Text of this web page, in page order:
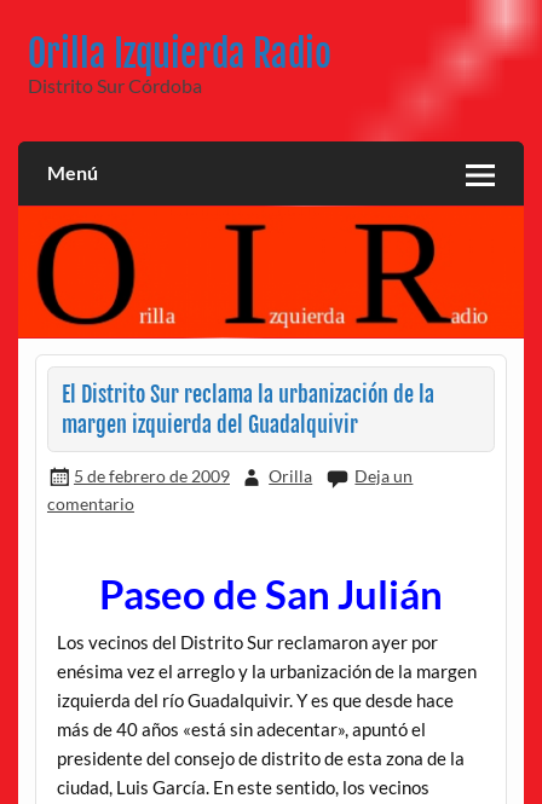
contenido
Orilla Izquierda Radio
Distrito Sur Córdoba
Menú
El Distrito Sur reclama la urbanización de la
margen izquierda del Guadalquivir
5 de febrero de 2009 Orilla
Deja un
comentario
Paseo de San Julián
Los vecinos del Distrito Sur reclamaron ayer por
enésima vez el arreglo y la urbanización de la margen
izquierda del río Guadalquivir. Y es que desde hace
más de 40 años «está sin adecentar», apuntó el
presidente del consejo de distrito de esta zona de la
ciudad, Luis García. En este sentido, los vecinos